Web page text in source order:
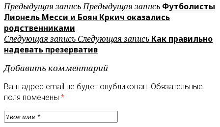
Предыдущая записьПредыдущая запись Футболисты
Лионель Месси и Боян Кркич оказались
родственниками
Следующая запись Следующая запись Как правильно
надевать презерватив
Добавить комментарий
Ваш адрес email не будет опубликован. Обязательные
поля помечены *